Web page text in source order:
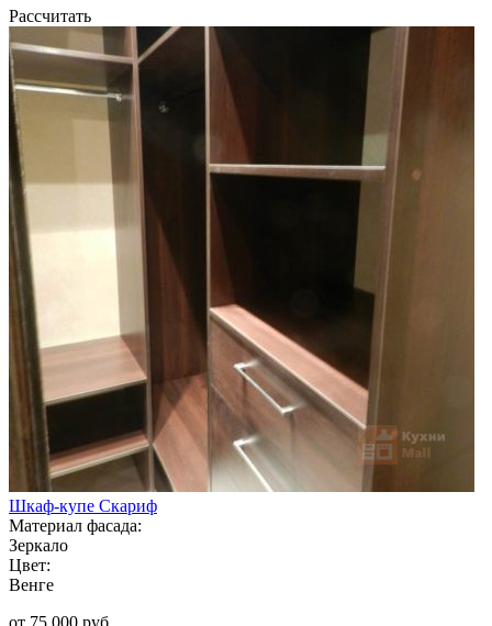
Рассчитать
Шкаф-купе Скариф
Материал фасада:
Зеркало
Цвет:
Венге
от 75 000 руб.